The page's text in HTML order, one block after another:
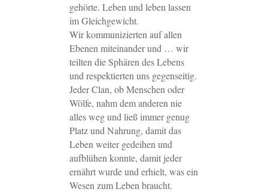
gehörte. Leben und leben lassen
im Gleichgewicht.
Wir kommunizierten auf allen
Ebenen miteinander und … wir
teilten die Sphären des Lebens
und respektierten uns gegenseitig.
Jeder Clan, ob Menschen oder
Wölfe, nahm dem anderen nie
alles weg und ließ immer genug
Platz und Nahrung, damit das
Leben weiter gedeihen und
aufblühen konnte, damit jeder
ernährt wurde und erhielt, was ein
Wesen zum Leben braucht.